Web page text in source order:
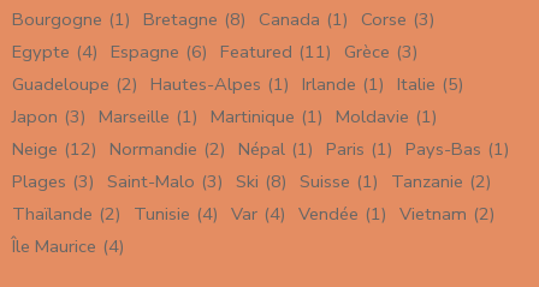
Bourgogne (1) Bretagne (8) Canada (1) Corse (3)
Egypte (4) Espagne (6) Featured (11) Grèce (3)
Guadeloupe (2) Hautes-Alpes (1) Irlande (1) Italie (5)
Japon (3) Marseille (1) Martinique (1) Moldavie (1)
Neige (12) Normandie (2) Népal (1) Paris (1) Pays-Bas (1)
Plages (3) Saint-Malo (3) Ski (8) Suisse (1) Tanzanie (2)
Thaïlande (2) Tunisie (4) Var (4) Vendée (1) Vietnam (2)
Île Maurice (4)